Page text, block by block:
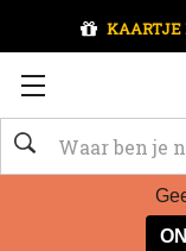
KAARTJE
Zoeken